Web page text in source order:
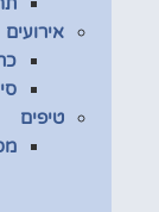
אירועים
טיפים